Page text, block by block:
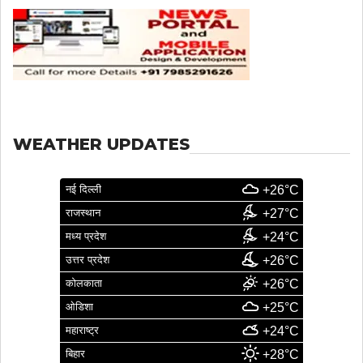
WEATHER UPDATES
नई दिल्ली +26°C
राजस्थान +27°C
मध्य प्रदेश +24°C
उत्तर प्रदेश +26°C
कोलकाता +26°C
ओडिशा +25°C
महाराष्ट्र +24°C
बिहार +28°C